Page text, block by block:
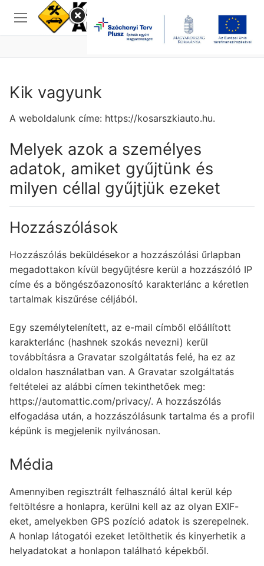
Kik vagyunk
A weboldalunk címe: https://kosarszkiauto.hu.
Melyek azok a személyes
adatok, amiket gyűjtünk és
milyen céllal gyűjtjük ezeket
Hozzászólások
Hozzászólás beküldésekor a hozzászólási űrlapban
megadottakon kívül begyűjtésre kerül a hozzászóló IP
címe és a böngészőazonosító karakterlánc a kéretlen
tartalmak kiszűrése céljából.
Egy személytelenített, az e-mail címből előállított
karakterlánc (hashnek szokás nevezni) kerül
továbbításra a Gravatar szolgáltatás felé, ha ez az
oldalon használatban van. A Gravatar szolgáltatás
feltételei az alábbi címen tekinthetőek meg:
https://automattic.com/privacy/. A hozzászólás
elfogadása után, a hozzászólásunk tartalma és a profil
képünk is megjelenik nyilvánosan.
Média
Amennyiben regisztrált felhasználó által kerül kép
feltöltésre a honlapra, kerülni kell az az olyan EXIF-
eket, amelyekben GPS pozíció adatok is szerepelnek.
A honlap látogatói ezeket letölthetik és kinyerhetik a
helyadatokat a honlapon található képekből.